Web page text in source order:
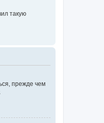
такую
прежде чем